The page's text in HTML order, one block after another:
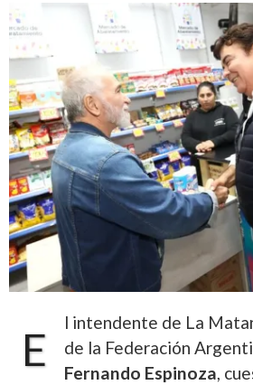
E
l intendente de La
de la Federación
Fernando Espinoza,